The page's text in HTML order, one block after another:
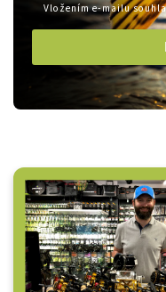
Vložením e-mailu